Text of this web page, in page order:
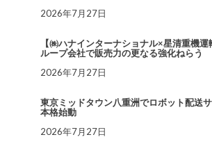
2026年7月27日
【㈱ハナインターナショナル×星清重機運
ループ会社で販売力の更なる強化ねらう
2026年7月27日
東京ミッドタウン八重洲でロボット配送
本格始動
2026年7月27日